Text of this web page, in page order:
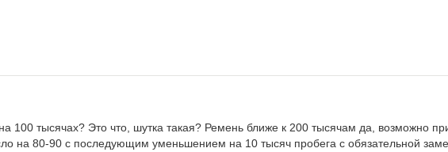
100 тысячах? Это что, шутка такая? Ремень ближе к 200 тысячам да, возможно
на 80-90 с последующим уменьшением на 10 тысяч пробега с обязательной